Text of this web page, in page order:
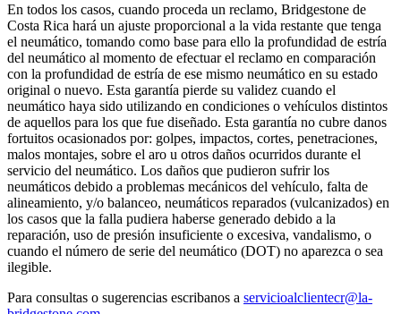
En todos los casos, cuando proceda un reclamo, Bridgestone de
Costa Rica hará un ajuste proporcional a la vida restante que tenga
el neumático, tomando como base para ello la profundidad de estría
del neumático al momento de efectuar el reclamo en comparación
con la profundidad de estría de ese mismo neumático en su estado
original o nuevo. Esta garantía pierde su validez cuando el
neumático haya sido utilizando en condiciones o vehículos distintos
de aquellos para los que fue diseñado. Esta garantía no cubre danos
fortuitos ocasionados por: golpes, impactos, cortes, penetraciones,
malos montajes, sobre el aro u otros daños ocurridos durante el
servicio del neumático. Los daños que pudieron sufrir los
neumáticos debido a problemas mecánicos del vehículo, falta de
alineamiento, y/o balanceo, neumáticos reparados (vulcanizados) en
los casos que la falla pudiera haberse generado debido a la
reparación, uso de presión insuficiente o excesiva, vandalismo, o
cuando el número de serie del neumático (DOT) no aparezca o sea
ilegible.
Para consultas o sugerencias escribanos a servicioalclientecr@la-